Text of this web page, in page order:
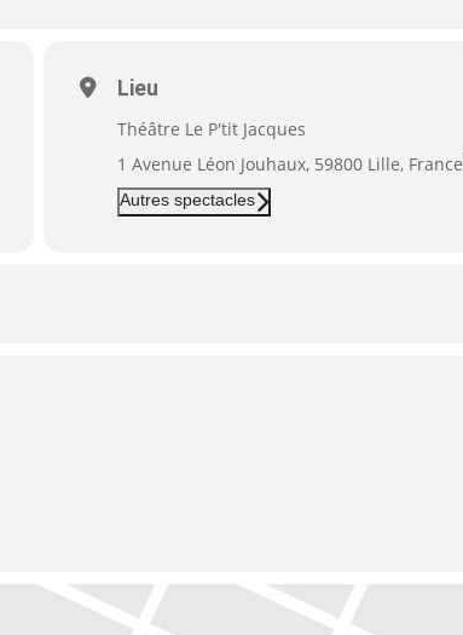
Lieu
Théâtre Le P'tit Jacques
1 Avenue Léon Jouhaux, 59800 Lille, France
Autres spectacles